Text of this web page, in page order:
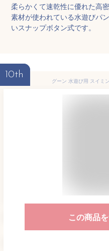
柔らかくて速乾性に優れた高
素材が使われている水遊びパ
いスナップボタン式です。
10th
グーン 水遊び用 スイミ
この商品